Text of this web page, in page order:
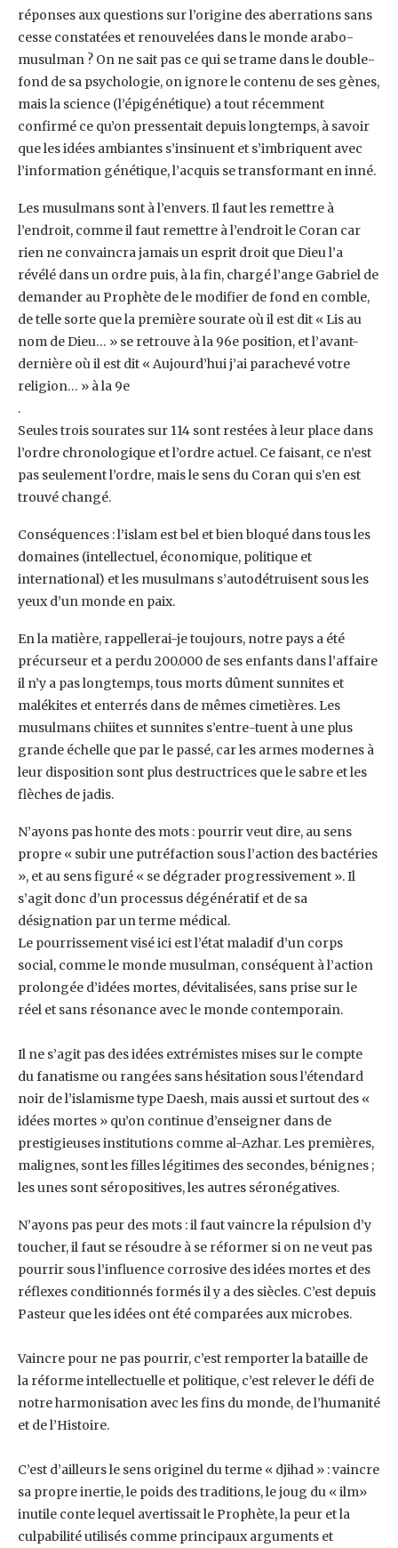
réponses aux questions sur l’origine ‎des aberrations sans
cesse constatées et renouvelées dans le monde arabo-
musulman ? On ‎ne sait pas ce qui se trame dans le double-
fond de sa psychologie, on ignore le contenu de ‎ses gènes,
mais la science (l’épigénétique) a tout récemment
confirmé ce qu’on pressentait ‎depuis longtemps, à savoir
que les idées ambiantes s’insinuent et s’imbriquent avec
‎l’information génétique, l’acquis se transformant en inné. ‎
Les musulmans sont à l’envers. Il faut les remettre à
l’endroit, comme il faut remettre à ‎l’endroit le Coran car
rien ne convaincra jamais un esprit droit que Dieu l’a
révélé dans un ‎ordre puis, à la fin, chargé l’ange Gabriel de
demander au Prophète de le modifier de fond ‎en comble,
de telle sorte que la première sourate où il est dit « Lis au
nom de Dieu… » se ‎retrouve à la 96e position, et l’avant-
dernière où il est dit « Aujourd’hui j’ai parachevé votre
‎religion… » à la 9e
. ‎
Seules trois sourates sur 114 sont restées à leur place dans
l’ordre chronologique et l’ordre ‎actuel. Ce faisant, ce n’est
pas seulement l’ordre, mais le sens du Coran qui s’en est
trouvé ‎changé.‎
Conséquences : l’islam est bel et bien bloqué dans tous les
domaines (intellectuel, ‎économique, politique et
international) et les musulmans s’autodétruisent sous les
yeux d’un ‎monde en paix.‎
En la matière, rappellerai-je toujours, notre pays a été
précurseur et a perdu 200.000 de ses ‎enfants dans l’affaire
il n’y a pas longtemps, tous morts dûment sunnites et
malékites et ‎enterrés dans de mêmes cimetières. Les
musulmans chiites et sunnites s’entre-tuent à une ‎plus
grande échelle que par le passé, car les armes modernes à
leur disposition sont plus ‎destructrices que le sabre et les
flèches de jadis.‎
N’ayons pas honte des mots : pourrir veut dire, au sens
propre « subir une putréfaction sous ‎l’action des bactéries
», et au sens figuré « se dégrader progressivement ». Il
s’agit donc ‎d’un processus dégénératif et de sa
désignation par un terme médical. ‎
Le pourrissement visé ici est l’état maladif d’un corps
social, comme le monde musulman, ‎conséquent à l’action
prolongée d’idées mortes, dévitalisées, sans prise sur le
réel et sans ‎résonance avec le monde contemporain.
Il ne s’agit pas des idées extrémistes mises sur le compte
du fanatisme ou rangées sans ‎hésitation sous l’étendard
noir de l’islamisme type Daesh, mais aussi et surtout des «
idées ‎mortes » qu’on continue d’enseigner dans de
prestigieuses institutions comme al-Azhar. Les ‎premières,
malignes, sont les filles légitimes des secondes, bénignes ;
les unes sont ‎séropositives, les autres séronégatives. ‎
N’ayons pas peur des mots : il faut vaincre la répulsion d’y
toucher, il faut se résoudre à se ‎réformer si on ne veut pas
pourrir sous l’influence corrosive des idées mortes et des
réflexes ‎conditionnés formés il y a des siècles. C’est depuis
Pasteur que les idées ont été comparées ‎aux microbes.
Vaincre pour ne pas pourrir, c’est remporter la bataille de
la réforme intellectuelle et ‎politique, c’est relever le défi de
notre harmonisation avec les fins du monde, de l’humanité
‎et de l’Histoire.
C’est d’ailleurs le sens originel du terme « djihad » : vaincre
sa propre inertie, le poids des ‎traditions, le joug du « ilm»
inutile conte lequel avertissait le Prophète, la peur et la
‎culpabilité utilisés comme principaux arguments et